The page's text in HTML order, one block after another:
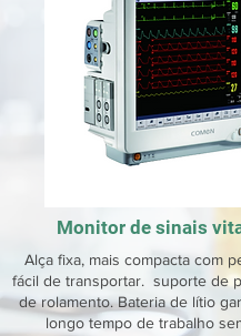
Monitor de sinais
Alça fixa, mais compacta com
fácil de transportar. suporte de
de rolamento. Bateria de lítio
longo tempo de trabalho